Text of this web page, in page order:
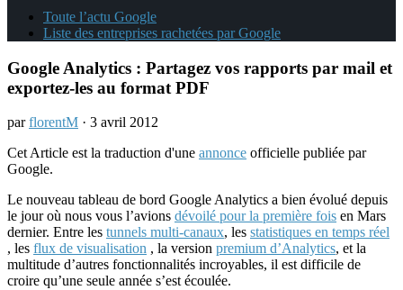
Toute l’actu Google
Liste des entreprises rachetées par Google
Google Analytics : Partagez vos rapports par mail et
exportez-les au format PDF
parflorentM · 3 avril 2012
Cet Article est la traduction d'une annonce officielle publiée par
Google.
Le nouveau tableau de bord Google Analytics a bien évolué depuis
le jour où nous vous l’avions dévoilé pour la première fois en Mars
dernier. Entre les tunnels multi-canaux, les statistiques en temps réel
, les flux de visualisation , la version premium d’Analytics, et la
multitude d’autres fonctionnalités incroyables, il est difficile de
croire qu’une seule année s’est écoulée.